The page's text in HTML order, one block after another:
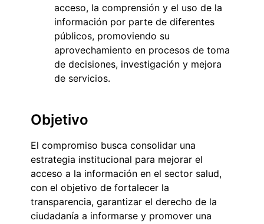
acceso, la comprensión y el uso de la
información por parte de diferentes
públicos, promoviendo su
aprovechamiento en procesos de toma
de decisiones, investigación y mejora
de servicios.
Objetivo
El compromiso busca consolidar una
estrategia institucional para mejorar el
acceso a la información en el sector salud,
con el objetivo de fortalecer la
transparencia, garantizar el derecho de la
ciudadanía a informarse y promover una